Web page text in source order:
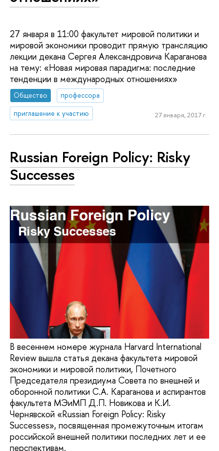
27 января в 11:00 факультет мировой политики и
мировой экономики проводит прямую трансляцию
лекции декана Сергея Александровича Караганова
на тему: «Новая мировая парадигма: последние
тенденции в международных отношениях»
Общество
профессора
приглашение к участию
27 января, 2017 г.
Russian Foreign Policy: Risky
Successes
В весеннем номере журнала Harvard International
Review вышла статья декана факультета мировой
экономики и мировой политики, Почетного
Председателя президиума Совета по внешней и
оборонной политики С.А. Караганова и аспирантов
факультета МЭиМП Д.П. Новикова и К.И.
Чернявской «Russian Foreign Policy: Risky
Successes», посвященная промежуточным итогам
российской внешней политики последних лет и ее
перспективам.